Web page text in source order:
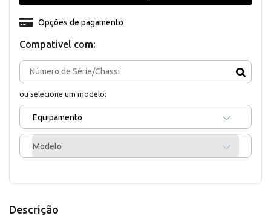
Compativel com:
ou selecione um modelo:
Equipamento
Modelo
Opções de pagamento
Descrição